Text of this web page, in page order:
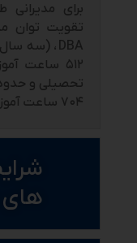
برای
تقویت توان
DBA
۵۱۲ ساعت آموزشی) و دوره
تحصیلی و حدود ۲ تا ۲.۵
۷۰۴ ساعت آموزشی) می باشد.
های MBA و DBA